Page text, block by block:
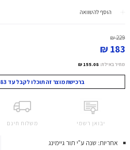
הוסף להשוואה
229 ₪
183 ₪
מחיר באילת: 155.08 ₪
ברכישת מוצר זה תוכלו לקבל עד 183 נקודות מועדון!
יבואן רשמי משלוח חינם
אחריות: שנה ע"י תור גיימינג